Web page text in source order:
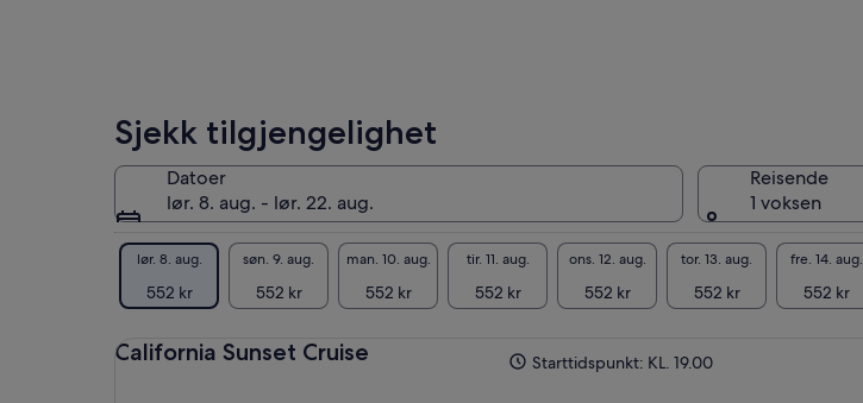
Sjekk tilgjengelighet
Datoer
lør. 8. aug. - lør. 22. aug.
Reisende
1 voksen
lør. 8. aug.
552 kr
søn. 9. aug.
552 kr
man. 10. aug.
552 kr
tir. 11. aug.
552 kr
ons. 12. aug.
552 kr
tor. 13. aug.
552 kr
fre. 14. aug.
552 kr
California Sunset Cruise Starttidspunkt: KL. 19.00